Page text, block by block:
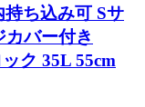
ち込み可 Sサ
カバー付き
ク 35L 55cm